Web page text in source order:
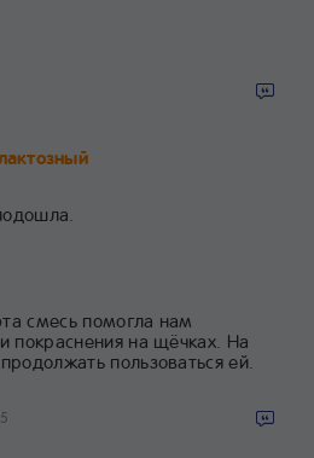
смесь помогла нам
покраснения на щёчках. На
пользоваться ей.